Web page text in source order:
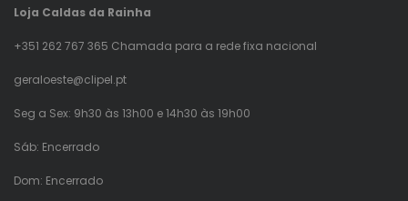
Loja Caldas da Rainha
+351 262 767 365 Chamada para a rede fixa nacional
geraloeste@clipel.pt
Seg a Sex: 9h30 às 13h00 e 14h30 às 19h00
Sáb: Encerrado
Dom: Encerrado